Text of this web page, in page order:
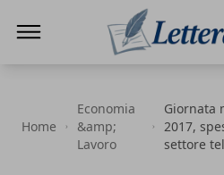
Home
Economia
&amp;
Lavoro
Giornata
2017,
settore